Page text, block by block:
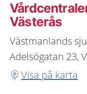
Västerås
Västmanlands
Adelsögatan 23,
Visa på karta